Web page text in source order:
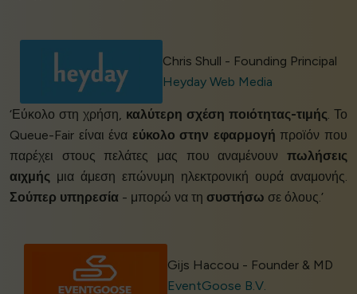
Chris Shull - Founding Principal
Heyday Web Media
‘Εύκολο στη χρήση, καλύτερη σχέση ποιότητας-τιμής . Το
Queue-Fair είναι ένα εύκολο στην εφαρμογή προϊόν που
παρέχει στους πελάτες μας που αναμένουν πωλήσεις
αιχμής μια άμεση επώνυμη ηλεκτρονική ουρά αναμονής.
Σούπερ υπηρεσία - μπορώ να τη συστήσω σε όλους.’
Gijs Haccou - Founder & MD
EventGoose B.V.